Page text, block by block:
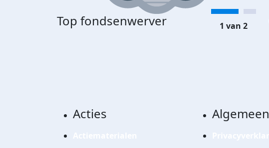
Top fondsenwerver 1 van 2
Acties Algemeen